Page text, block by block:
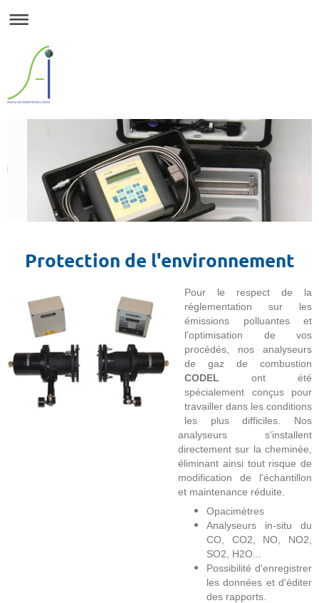
Protection de l'environnement
Pour le respect de la
réglementation sur les
émissions polluantes et
l'optimisation de vos
procédés, nos analyseurs
de gaz de combustion
CODEL ont été
spécialement conçus pour
travailler dans les conditions
les plus difficiles. Nos
analyseurs s'installent
directement sur la cheminée,
éliminant ainsi tout risque de
modification de l'échantillon
et maintenance réduite.
Opacimètres
Analyseurs in-situ du
CO, CO2, NO, NO2,
SO2, H2O...
Possibilité d'enregistrer
les données et d'éditer
des rapports.